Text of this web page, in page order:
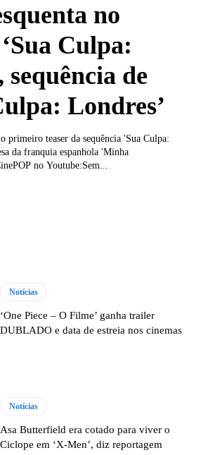
no
Culpa:
sequência de
Londres’
primeiro teaser da sequência 'Sua Culpa:
da franquia espanhola 'Minha
no Youtube:Sem...
Notícias
‘One Piece – O Filme’ ganha trailer
DUBLADO e data de estreia nos cinemas
Notícias
Asa Butterfield era cotado para viver o
Ciclope em ‘X-Men’, diz reportagem